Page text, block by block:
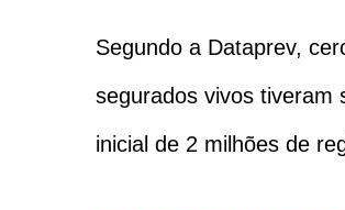
Segundo a Dataprev,
segurados vivos tiveram
inicial de 2 milhões de